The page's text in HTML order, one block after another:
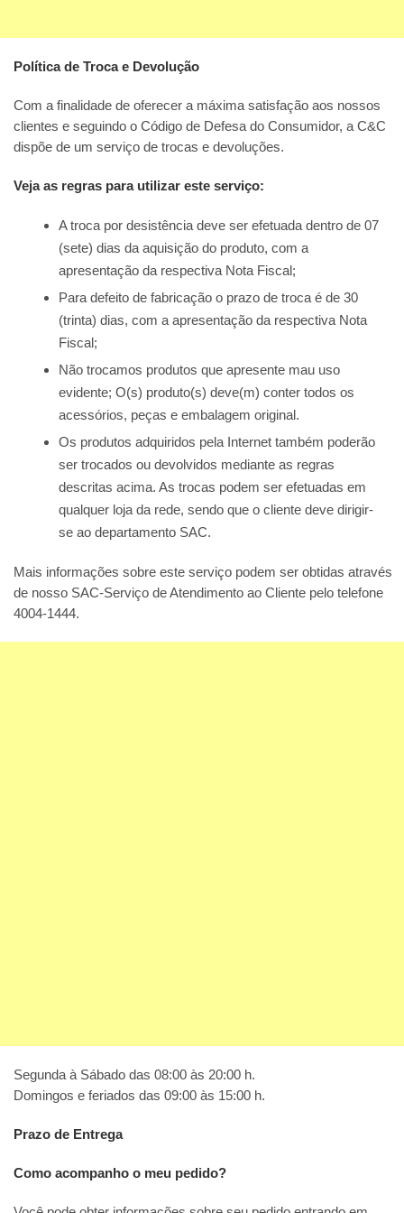
Política de Troca e Devolução
Com a finalidade de oferecer a máxima satisfação aos nossos
clientes e seguindo o Código de Defesa do Consumidor, a C&C
dispõe de um serviço de trocas e devoluções.
Veja as regras para utilizar este serviço:
A troca por desistência deve ser efetuada dentro de 07
(sete) dias da aquisição do produto, com a
apresentação da respectiva Nota Fiscal;
Para defeito de fabricação o prazo de troca é de 30
(trinta) dias, com a apresentação da respectiva Nota
Fiscal;
Não trocamos produtos que apresente mau uso
evidente; O(s) produto(s) deve(m) conter todos os
acessórios, peças e embalagem original.
Os produtos adquiridos pela Internet também poderão
ser trocados ou devolvidos mediante as regras
descritas acima. As trocas podem ser efetuadas em
qualquer loja da rede, sendo que o cliente deve dirigir-
se ao departamento SAC.
Mais informações sobre este serviço podem ser obtidas através
de nosso SAC-Serviço de Atendimento ao Cliente pelo telefone
4004-1444.
Segunda à Sábado das 08:00 às 20:00 h.
Domingos e feriados das 09:00 às 15:00 h.
Prazo de Entrega
Como acompanho o meu pedido?